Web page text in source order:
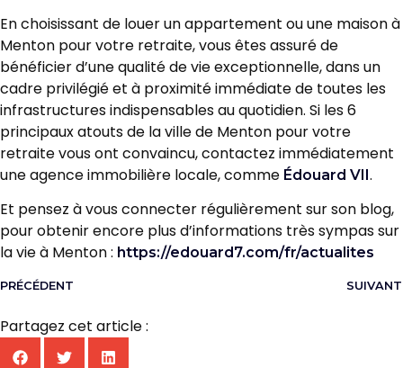
En choisissant de louer un appartement ou une maison à
Menton pour votre retraite, vous êtes assuré de
bénéficier d’une qualité de vie exceptionnelle, dans un
cadre privilégié et à proximité immédiate de toutes les
infrastructures indispensables au quotidien. Si les 6
principaux atouts de la ville de Menton pour votre
retraite vous ont convaincu, contactez immédiatement
une agence immobilière locale, comme Édouard VII.
Et pensez à vous connecter régulièrement sur son blog,
pour obtenir encore plus d’informations très sympas sur
la vie à Menton : https://edouard7.com/fr/actualites
PRÉCÉDENT SUIVANT
Partagez cet article :